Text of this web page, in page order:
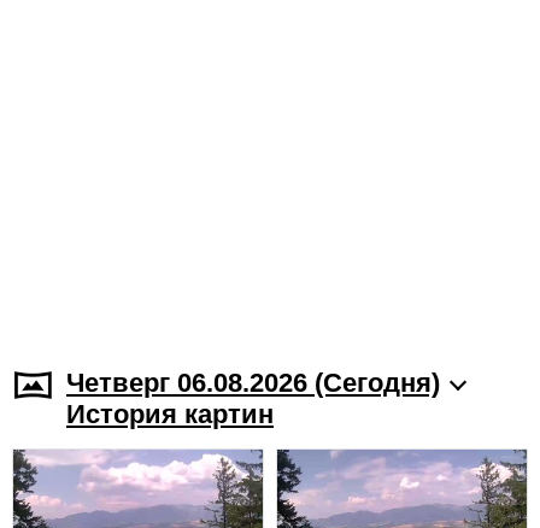
Четверг 06.08.2026 (Cегодня)
История картин